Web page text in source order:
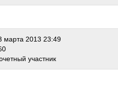
марта 2013 23:49
участник